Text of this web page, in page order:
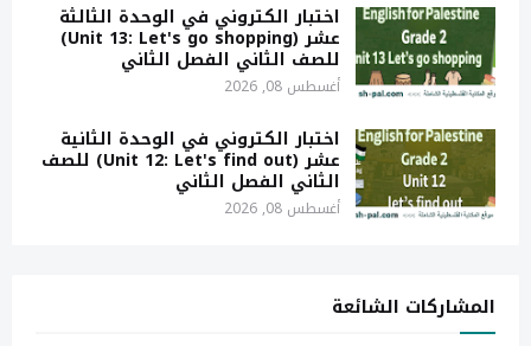
اختبار الكتروني في الوحدة الثالثة
عشر (Unit 13: Let's go shopping)
للصف الثاني الفصل الثاني
أغسطس 08, 2026
اختبار الكتروني في الوحدة الثانية
عشر (Unit 12: Let's find out) للصف
الثاني الفصل الثاني
أغسطس 08, 2026
المشاركات الشائعة